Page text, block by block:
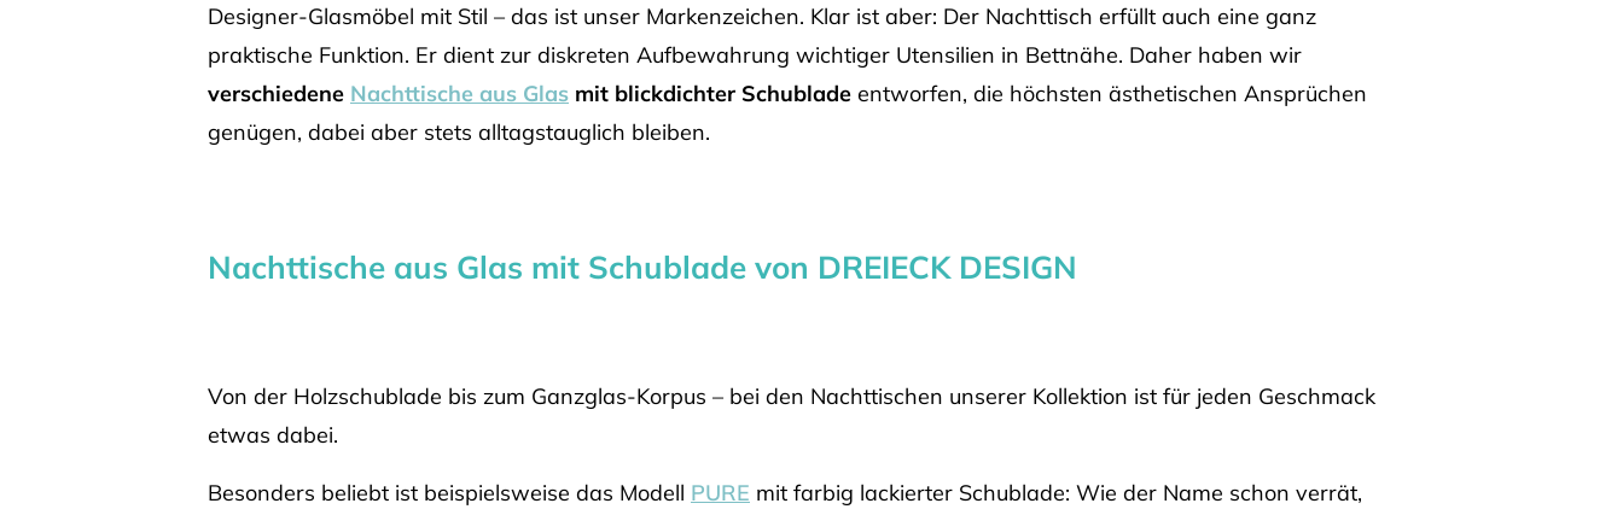
Designer-Glasmöbel mit Stil – das ist unser Markenzeichen. Klar ist aber: Der Nachttisch erfüllt auch eine ganz
praktische Funktion. Er dient zur diskreten Aufbewahrung wichtiger Utensilien in Bettnähe. Daher haben wir
verschiedene Nachttische aus Glas mit blickdichter Schublade entworfen, die höchsten ästhetischen Ansprüchen
genügen, dabei aber stets alltagstauglich bleiben.
Nachttische aus Glas mit Schublade von DREIECK DESIGN
Von der Holzschublade bis zum Ganzglas-Korpus – bei den Nachttischen unserer Kollektion ist für jeden Geschmack
etwas dabei.
Besonders beliebt ist beispielsweise das Modell PURE mit farbig lackierter Schublade: Wie der Name schon verrät,